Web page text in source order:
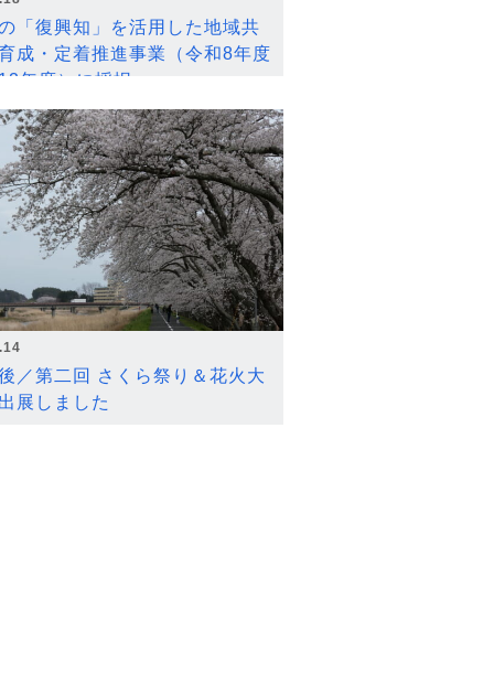
「復興知」を活用した地域共
成・定着推進事業（令和8年度
年度）に採択
／第二回 さくら祭り＆花火大
展しました